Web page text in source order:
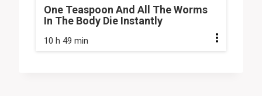
One Teaspoon And All The Worms
In The Body Die Instantly
10 h 49 min